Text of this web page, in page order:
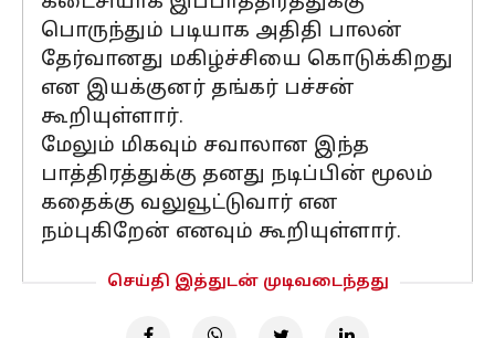
பொருந்தும் படியாக அதிதி பாலன்
தேர்வானது மகிழ்ச்சியை கொடுக்கிறது
என இயக்குனர் தங்கர் பச்சன்
கூறியுள்ளார்.
மேலும் மிகவும் சவாலான இந்த
பாத்திரத்துக்கு தனது நடிப்பின் மூலம்
கதைக்கு வலுவூட்டுவார் என
நம்புகிறேன் எனவும் கூறியுள்ளார்.
செய்தி இத்துடன் முடிவடைந்தது